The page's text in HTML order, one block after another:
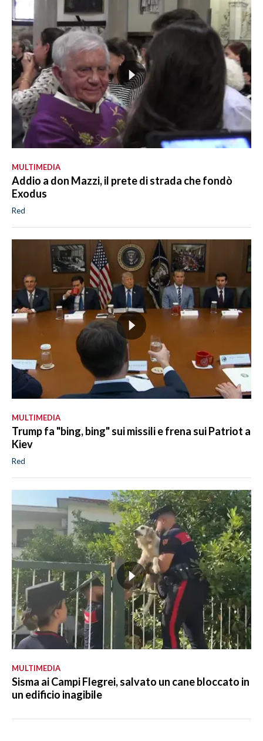
MULTIMEDIA
Addio a don Mazzi, il prete di strada che fondò
Exodus
Red
MULTIMEDIA
Trump fa "bing, bing" sui missili e frena sui Patriot a
Kiev
Red
MULTIMEDIA
Sisma ai Campi Flegrei, salvato un cane bloccato in
un edificio inagibile